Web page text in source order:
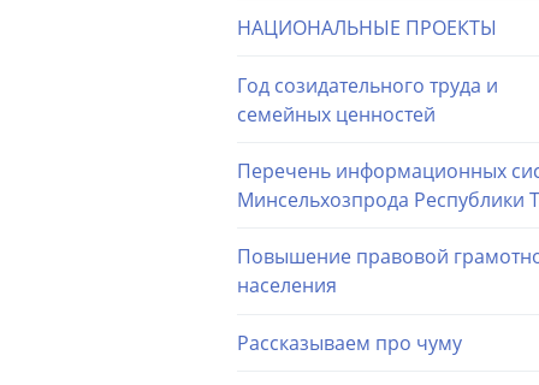
НАЦИОНАЛЬНЫЕ ПРОЕКТЫ
Год созидательного труда и
семейных ценностей
Перечень информационных
Минсельхозпрода Республики
Повышение правовой
населения
Рассказываем про чуму